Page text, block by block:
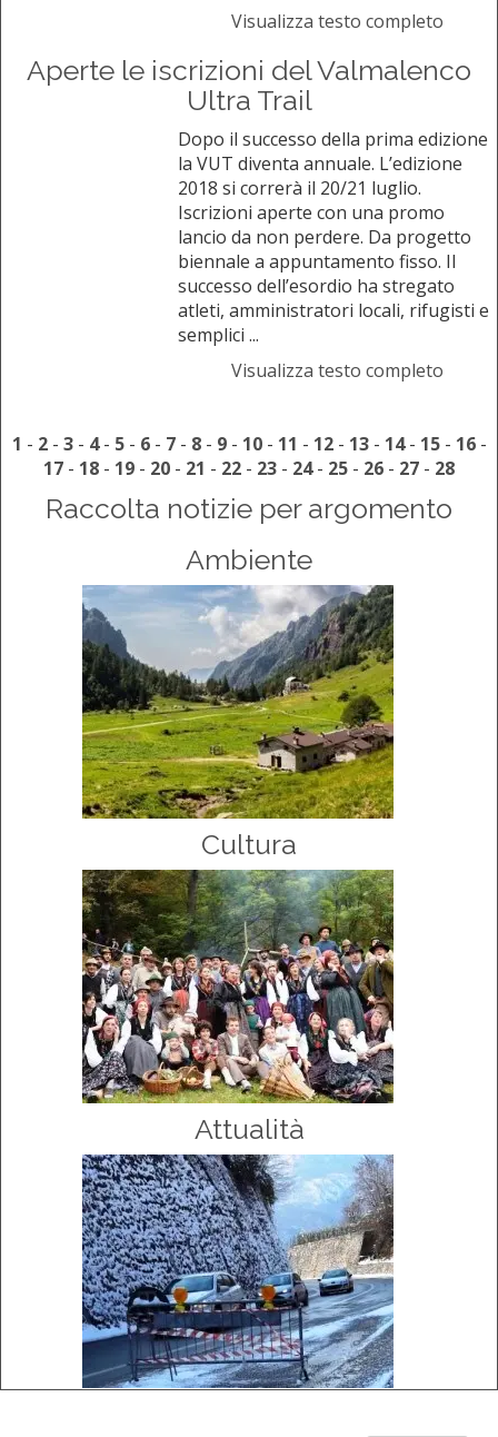
Visualizza testo completo
Aperte le iscrizioni del Valmalenco
Ultra Trail
Dopo il successo della prima edizione
la VUT diventa annuale. L’edizione
2018 si correrà il 20/21 luglio.
Iscrizioni aperte con una promo
lancio da non perdere. Da progetto
biennale a appuntamento fisso. Il
successo dell’esordio ha stregato
atleti, amministratori locali, rifugisti e
semplici ...
Visualizza testo completo
1 - 2- 3- 4- 5- 6- 7- 8- 9- 10- 11 - 12- 13- 14- 15- 16-
17 - 18 - 19 - 20 - 21 - 22 - 23 - 24- 25 - 26 - 27 - 28
Raccolta notizie per argomento
Ambiente
Cultura
Attualità